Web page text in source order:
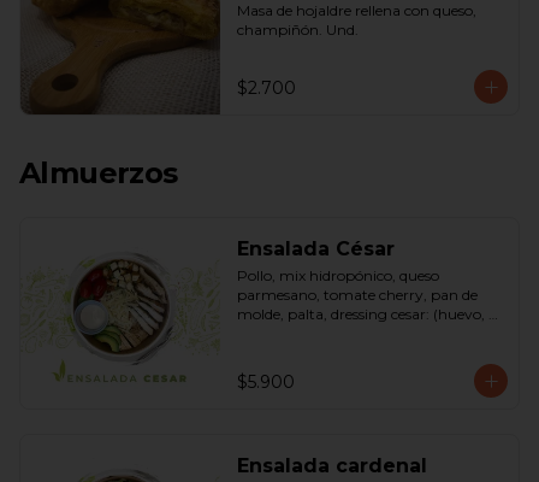
Masa de hojaldre rellena con queso,
champiñón. Und.
$2.700
Almuerzos
Ensalada César
Pollo, mix hidropónico, queso
parmesano, tomate cherry, pan de
molde, palta, dressing cesar: (huevo,
$5.900
Ensalada cardenal